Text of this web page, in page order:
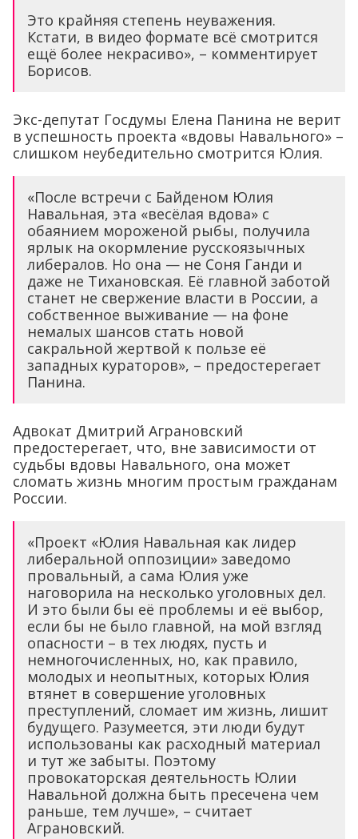
Это крайняя степень неуважения.
Кстати, в видео формате всë смотрится
ещё более некрасиво», – комментирует
Борисов.
Экс-депутат Госдумы Елена Панина не верит
в успешность проекта «вдовы Навального» –
слишком неубедительно смотрится Юлия.
«После встречи с Байденом Юлия
Навальная, эта «весёлая вдова» с
обаянием мороженой рыбы, получила
ярлык на окормление русскоязычных
либералов. Но она — не Соня Ганди и
даже не Тихановская. Её главной заботой
станет не свержение власти в России, а
собственное выживание — на фоне
немалых шансов стать новой
сакральной жертвой к пользе её
западных кураторов», – предостерегает
Панина.
Адвокат Дмитрий Аграновский
предостерегает, что, вне зависимости от
судьбы вдовы Навального, она может
сломать жизнь многим простым гражданам
России.
«Проект «Юлия Навальная как лидер
либеральной оппозиции» заведомо
провальный, а сама Юлия уже
наговорила на несколько уголовных дел.
И это были бы её проблемы и её выбор,
если бы не было главной, на мой взгляд
опасности – в тех людях, пусть и
немногочисленных, но, как правило,
молодых и неопытных, которых Юлия
втянет в совершение уголовных
преступлений, сломает им жизнь, лишит
будущего. Разумеется, эти люди будут
использованы как расходный материал
и тут же забыты. Поэтому
провокаторская деятельность Юлии
Навальной должна быть пресечена чем
раньше, тем лучше», – считает
Аграновский.